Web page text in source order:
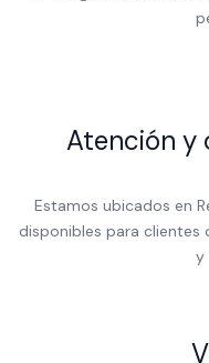
Atención y
Estamos ubicados en
disponibles para clientes
y